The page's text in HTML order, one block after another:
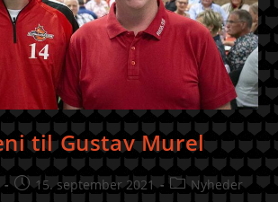
til Gustav Murel
15. september 2021 Nyheder